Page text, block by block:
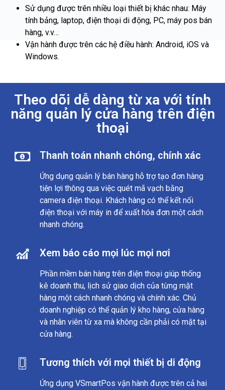
Sử dụng được trên nhiều loại thiết bị khác nhau: Máy
tính bảng, laptop, điện thoại di động, PC, máy pos bán
hàng, v.v…
Vận hành được trên các hệ điều hành: Android, iOS và
Windows.
Theo dõi dễ dàng từ xa với tính
năng quản lý cửa hàng trên điện
thoại
Thanh toán nhanh chóng, chính xác
Ứng dụng quản lý bán hàng hỗ trợ tạo đơn hàng
tiện lợi thông qua việc quét mã vạch bằng
camera điện thoại. Khách hàng có thể kết nối
điện thoại với máy in để xuất hóa đơn một cách
nhanh chóng.
Xem báo cáo mọi lúc mọi nơi
Phần mềm bán hàng trên điện thoại giúp thống
kê doanh thu, lịch sử giao dịch của từng mặt
hàng một cách nhanh chóng và chính xác. Chủ
doanh nghiệp có thể quản lý kho hàng, cửa hàng
và nhân viên từ xa mà không cần phải có mặt tại
cửa hàng.
Tương thích với mọi thiết bị di động
Ứng dụng VSmartPos vận hành được trên cả hai